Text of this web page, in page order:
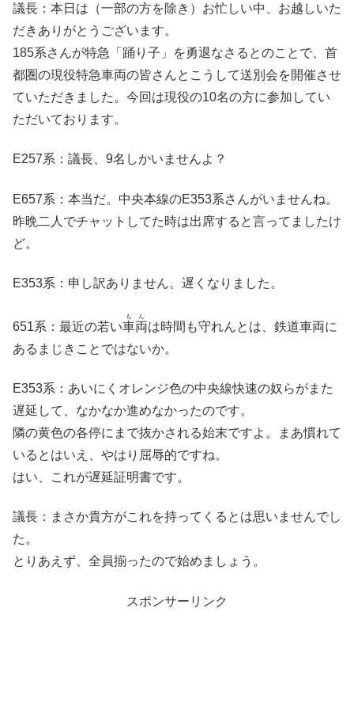
議長：本日は（一部の方を除き）お忙しい中、お越しいた
だきありがとうございます。
185系さんが特急「踊り子」を勇退なさるとのことで、首
都圏の現役特急車両の皆さんとこうして送別会を開催させ
ていただきました。今回は現役の10名の方に参加してい
ただいております。
E257系：議長、9名しかいませんよ？
E657系：本当だ。中央本線のE353系さんがいませんね。
昨晩二人でチャットしてた時は出席すると言ってましたけ
ど。
E353系：申し訳ありません。遅くなりました。
651系：最近の若い車両
もん
は時間も守れんとは、鉄道車両に
あるまじきことではないか。
E353系：あいにくオレンジ色の中央線快速の奴らがまた
遅延して、なかなか進めなかったのです。
隣の黄色の各停にまで抜かされる始末ですよ。まあ慣れて
いるとはいえ、やはり屈辱的ですね。
はい、これが遅延証明書です。
議長：まさか貴方がこれを持ってくるとは思いませんでし
た。
とりあえず、全員揃ったので始めましょう。
スポンサーリンク